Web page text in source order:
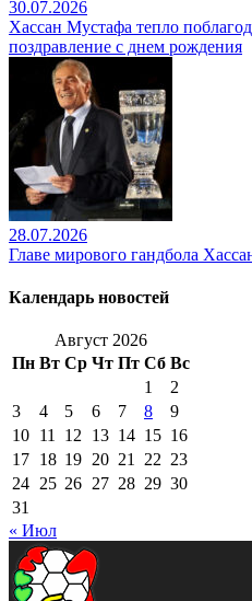
30.07.2026
Хассан Мустафа тепло
поздравление с днем рождения
28.07.2026
Главе мирового гандбола
Календарь новостей
Август 2026
Пн Вт Ср Чт Пт Сб Вс
1
2
3
4 5 6 7 8
9
10 11 12 13 14 15 16
17 18 19 20 21 22 23
24 25 26 27 28 29 30
31
« Июл